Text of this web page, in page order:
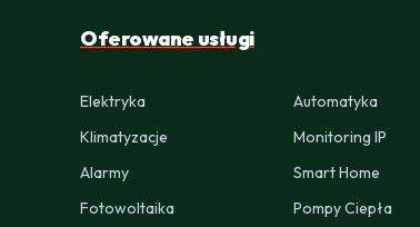
Oferowane usługi
Elektryka
Automatyka
Klimatyzacje
Monitoring IP
Alarmy
Smart Home
Fotowoltaika
Pompy Ciepła